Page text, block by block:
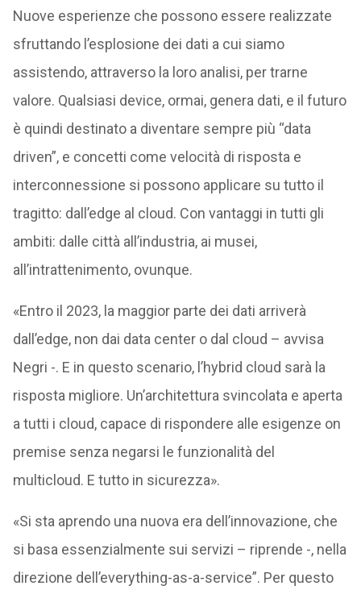
Nuove esperienze che possono essere realizzate
sfruttando l’esplosione dei dati a cui siamo
assistendo, attraverso la loro analisi, per trarne
valore. Qualsiasi device, ormai, genera dati, e il futuro
è quindi destinato a diventare sempre più “data
driven”, e concetti come velocità di risposta e
interconnessione si possono applicare su tutto il
tragitto: dall’edge al cloud. Con vantaggi in tutti gli
ambiti: dalle città all’industria, ai musei,
all’intrattenimento, ovunque.
«Entro il 2023, la maggior parte dei dati arriverà
dall’edge, non dai data center o dal cloud – avvisa
Negri -. E in questo scenario, l’hybrid cloud sarà la
risposta migliore. Un’architettura svincolata e aperta
a tutti i cloud, capace di rispondere alle esigenze on
premise senza negarsi le funzionalità del
multicloud. E tutto in sicurezza».
«Si sta aprendo una nuova era dell’innovazione, che
si basa essenzialmente sui servizi – riprende -, nella
direzione dell’everything-as-a-service”. Per questo